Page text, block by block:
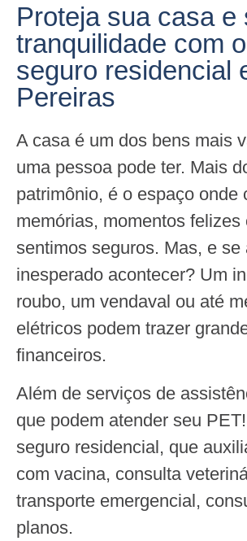
Proteja sua casa e
tranquilidade com
seguro residencial
Pereiras
A casa é um dos bens mais
uma pessoa pode ter. Mais
patrimônio, é o espaço onde
memórias, momentos felizes
sentimos seguros. Mas, e se
inesperado acontecer? Um
roubo, um vendaval ou até
elétricos podem trazer
financeiros.
Além de serviços de
que podem atender seu
seguro residencial, que
com vacina, consulta
transporte emergencial,
planos.